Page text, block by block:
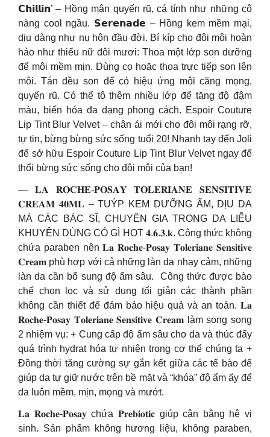
𝗖𝗵𝗶𝗹𝗹𝗶𝗻’ – Hồng mận quyến rũ, cá tính như những cô
nàng cool ngầu. 𝗦𝗲𝗿𝗲𝗻𝗮𝗱𝗲 – Hồng kem mềm mại,
dịu dàng như nụ hôn đầu đời. Bí kíp cho đôi môi hoàn
hảo như thiếu nữ đôi mươi: Thoa một lớp son dưỡng
để môi mềm mịn. Dùng cọ hoặc thoa trực tiếp son lên
môi. Tán đều son để có hiệu ứng môi căng mọng,
quyến rũ. Có thể tô thêm nhiều lớp để tăng độ đậm
màu, biến hóa đa dạng phong cách. Espoir Couture
Lip Tint Blur Velvet – chân ái mới cho đôi môi rạng rỡ,
tự tin, bừng bừng sức sống tuổi 20! Nhanh tay đến Joli
để sở hữu Espoir Couture Lip Tint Blur Velvet ngay để
thổi bừng sức sống cho đôi môi của bạn!
— 𝐋𝐀 𝐑𝐎𝐂𝐇𝐄-𝐏𝐎𝐒𝐀𝐘 𝐓𝐎𝐋𝐄𝐑𝐈𝐀𝐍𝐄 𝐒𝐄𝐍𝐒𝐈𝐓𝐈𝐕𝐄
𝐂𝐑𝐄𝐀𝐌 𝟒𝟎𝐌𝐋 – TUÝP KEM DƯỠNG ẨM, DỊU DA
MÀ CÁC BÁC SĨ, CHUYÊN GIA TRONG DA LIỄU
KHUYÊN DÙNG CÓ GÌ HOT 𝟒.𝟔.𝟑.𝐤. Công thức không
chứa paraben nên 𝐋𝐚 𝐑𝐨𝐜𝐡𝐞-𝐏𝐨𝐬𝐚𝐲 𝐓𝐨𝐥𝐞𝐫𝐢𝐚𝐧𝐞 𝐒𝐞𝐧𝐬𝐢𝐭𝐢𝐯𝐞
𝐂𝐫𝐞𝐚𝐦 phù hợp với cả những làn da nhạy cảm, những
làn da cần bổ sung độ ẩm sâu. ️ Công thức được bào
chế chọn lọc và sử dụng tối giản các thành phần
không cần thiết để đảm bảo hiệu quả và an toàn. 𝐋𝐚
𝐑𝐨𝐜𝐡𝐞-𝐏𝐨𝐬𝐚𝐲 𝐓𝐨𝐥𝐞𝐫𝐢𝐚𝐧𝐞 𝐒𝐞𝐧𝐬𝐢𝐭𝐢𝐯𝐞 𝐂𝐫𝐞𝐚𝐦 làm song song
2 nhiệm vụ: + Cung cấp độ ẩm sâu cho da và thúc đẩy
quá trình hydrat hóa tự nhiên trong cơ thể chúng ta +
Đồng thời tăng cường sự gắn kết giữa các tế bào để
giúp da tự giữ nước trên bề mặt và “khóa” độ ẩm ấy để
da luôn mềm, mịn, mọng và mướt.
𝐋𝐚 𝐑𝐨𝐜𝐡𝐞-𝐏𝐨𝐬𝐚𝐲 chứa 𝐏𝐫𝐞𝐛𝐢𝐨𝐭𝐢𝐜 giúp cân bằng hệ vi
sinh. Sản phẩm không hương liệu, không paraben,